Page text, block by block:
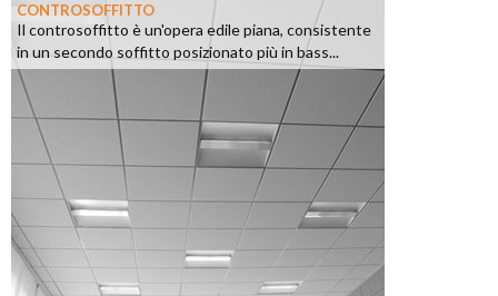
CONTROSOFFITTO
Il controsoffitto è un'opera edile piana, consistente
in un secondo soffitto posizionato più in bass...